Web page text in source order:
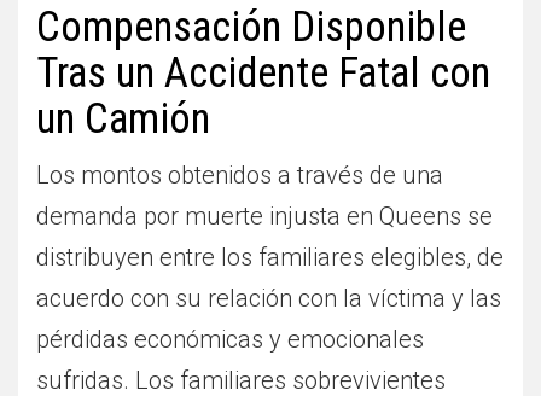
Compensación Disponible
Tras un Accidente Fatal con
un Camión
Los montos obtenidos a través de una
demanda por muerte injusta en Queens se
distribuyen entre los familiares elegibles, de
acuerdo con su relación con la víctima y las
pérdidas económicas y emocionales
sufridas. Los familiares sobrevivientes